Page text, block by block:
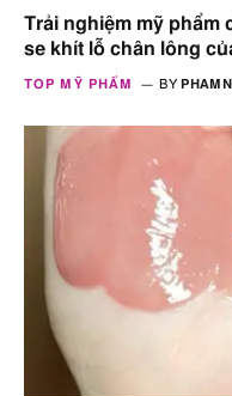
Trải nghiệm mỹ phẩm
se khít lỗ chân lông
TOP MỸ PHẨM BY